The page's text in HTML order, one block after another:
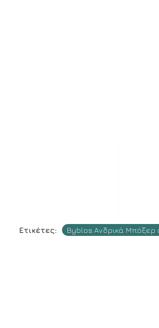
Ετικέτες: Byblos Ανδρικά Μπόξερ